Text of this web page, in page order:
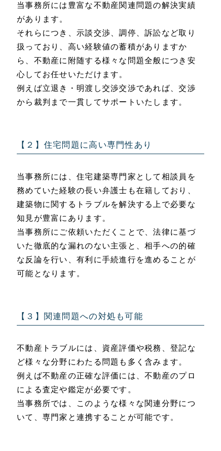
当事務所には豊富な不動産関連問題の解決実績
があります。
それらにつき、示談交渉、調停、訴訟など取り
扱っており、高い経験値の蓄積がありますか
ら、不動産に附随する様々な問題全般につき安
心してお任せいただけます。
例えば立退き・明渡し交渉交渉であれば、交渉
から裁判まで一貫してサポートいたします。
【２】住宅問題に高い専門性あり
当事務所には、住宅建築専門家として相談員を
務めていた経験の長い弁護士も在籍しており、
建築物に関するトラブルを解決する上で必要な
知見が豊富にあります。
当事務所にご依頼いただくことで、法律に基づ
いた徹底的な漏れのない主張と、相手への的確
な反論を行い、有利に手続進行を進めることが
可能となります。
【３】関連問題への対処も可能
不動産トラブルには、資産評価や税務、登記な
ど様々な分野にわたる問題も多く含みます。
例えば不動産の正確な評価には、不動産のプロ
による査定や鑑定が必要です。
当事務所では、このような様々な関連分野につ
いて、専門家と連携することが可能です。